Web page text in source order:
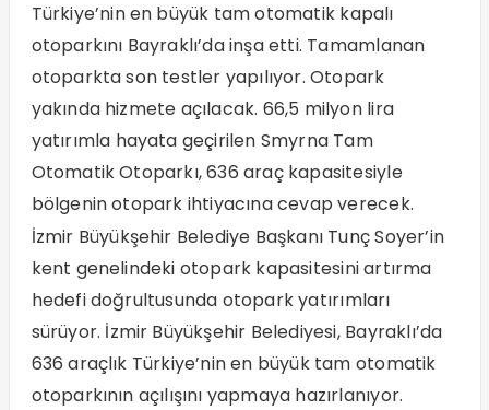
Türkiye’nin en büyük tam otomatik kapalı
otoparkını Bayraklı’da inşa etti. Tamamlanan
otoparkta son testler yapılıyor. Otopark
yakında hizmete açılacak. 66,5 milyon lira
yatırımla hayata geçirilen Smyrna Tam
Otomatik Otoparkı, 636 araç kapasitesiyle
bölgenin otopark ihtiyacına cevap verecek.
İzmir Büyükşehir Belediye Başkanı Tunç Soyer’in
kent genelindeki otopark kapasitesini artırma
hedefi doğrultusunda otopark yatırımları
sürüyor. İzmir Büyükşehir Belediyesi, Bayraklı’da
636 araçlık Türkiye’nin en büyük tam otomatik
otoparkının açılışını yapmaya hazırlanıyor.